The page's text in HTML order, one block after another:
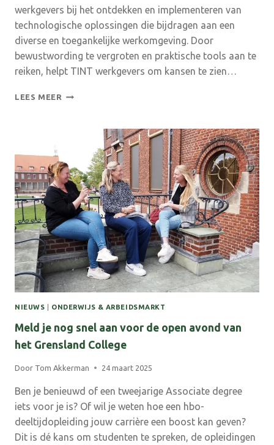
werkgevers bij het ontdekken en implementeren van
technologische oplossingen die bijdragen aan een
diverse en toegankelijke werkomgeving. Door
bewustwording te vergroten en praktische tools aan te
reiken, helpt TINT werkgevers om kansen te zien…
LEES MEER TINT
INCLUSIEVERE
ARBEIDSMARKT
NIEUWS ONDERWIJS & ARBEIDSMARKT
Meld je nog snel aan voor de open avond van
het Grensland College
Door Tom Akkerman 24 maart 2025
Ben je benieuwd of een tweejarige Associate degree
iets voor je is? Of wil je weten hoe een hbo-
deeltijdopleiding jouw carrière een boost kan geven?
Dit is dé kans om studenten te spreken, de opleidingen